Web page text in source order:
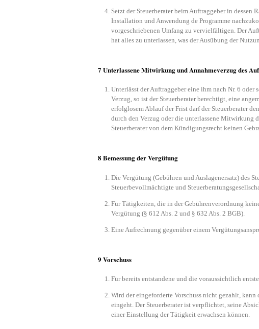
Setzt der Steuerberater beim Auftraggeber in dessen
Installation und Anwendung de Programme
vorgeschriebenen Umfang zu vervielfältigen. Der
hat alles zu unterlassen, was der Ausübung der
7 Unterlassene Mitwirkung und Annahmeverzug des
Unterlässt der Auftraggeber eine ihm nach Nr. 6
Verzug, so ist der Steuerberater berechtigt, eine
erfolglosem Ablauf der Frist darf der Steuerberater
durch den Verzug oder die unterlassene Mitwirkung
Steuerberater von dem Kündigungsrecht keinen
8 Bemessung der Vergütung
Die Vergütung (Gebühren und Auslagenersatz) des
Steuerbevollmächtigte und
Für Tätigkeiten, die in der Gebührenverordnung
Vergütung (§ 612 Abs. 2 und § 632 Abs. 2 BGB).
Eine Aufrechnung gegenüber einem
9 Vorschuss
Für bereits entstandene und die voraussichtlich
Wird der eingeforderte Vorschuss nicht gezahlt,
eingeht. Der Steuerberater ist verpflichtet, seine
einer Einstellung der Tätigkeit erwachsen können.